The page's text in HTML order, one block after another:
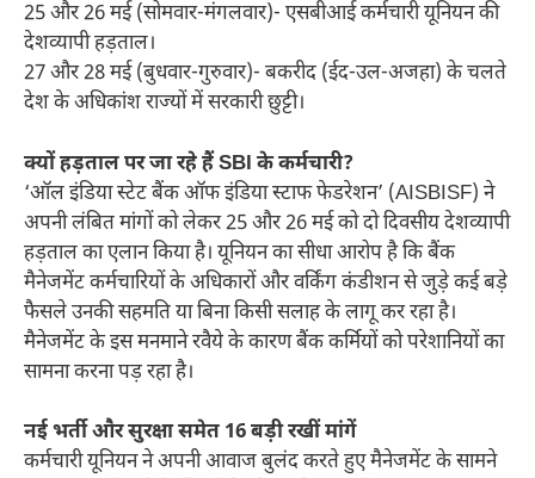
25 और 26 मई (सोमवार-मंगलवार)- एसबीआई कर्मचारी यूनियन की
देशव्यापी हड़ताल।
27 और 28 मई (बुधवार-गुरुवार)- बकरीद (ईद-उल-अजहा) के चलते
देश के अधिकांश राज्यों में सरकारी छुट्टी।
क्यों हड़ताल पर जा रहे हैं SBI के कर्मचारी?
‘ऑल इंडिया स्टेट बैंक ऑफ इंडिया स्टाफ फेडरेशन’ (AISBISF) ने
अपनी लंबित मांगों को लेकर 25 और 26 मई को दो दिवसीय देशव्यापी
हड़ताल का एलान किया है। यूनियन का सीधा आरोप है कि बैंक
मैनेजमेंट कर्मचारियों के अधिकारों और वर्किंग कंडीशन से जुड़े कई बड़े
फैसले उनकी सहमति या बिना किसी सलाह के लागू कर रहा है।
मैनेजमेंट के इस मनमाने रवैये के कारण बैंक कर्मियों को परेशानियों का
सामना करना पड़ रहा है।
नई भर्ती और सुरक्षा समेत 16 बड़ी रखीं मांगें
कर्मचारी यूनियन ने अपनी आवाज बुलंद करते हुए मैनेजमेंट के सामने